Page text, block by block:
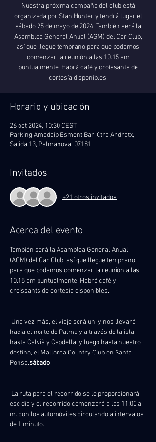
Nuestra próxima campaña del club está
organizada por Stan Hunter y tendrá lugar el
sábado 25 de mayo de 2024. También será la
Asamblea General Anual (AGM) del Car Club,
así que llegue temprano para que podamos
comenzar la reunión a las 10.15 am
puntualmente. Habrá café y croissants de
Horario y ubicación
26 oct 2024, 10:30 CEST
Parking Amadaip Esment Bar, Ctra Andratx,
Salida 13, Palmanova, 07181
Invitados
+21 otros invitados
Acerca del evento
También será la Asamblea General Anual
(AGM) del Car Club, así que llegue temprano
para que podamos comenzar la reunión a las
10.15 am puntualmente. Habrá café y
croissants de cortesía disponibles.
Una vez más, el viaje será un y nos llevará
hacia el norte de Palma y a través de la isla
hasta Calvià y Capdella, y luego hasta nuestro
destino, el Mallorca Country Club en Santa
Ponsa.sábado
ese día y el recorrido comenzará a las 11:00 a.
m. con los automóviles circulando a intervalos
de 1 minuto.